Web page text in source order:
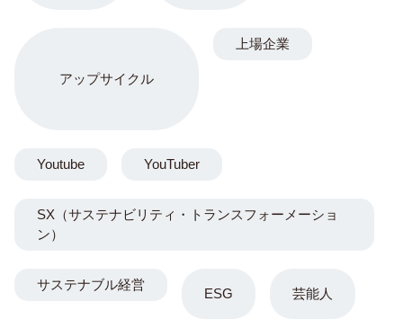
アップサイクル
ESG 芸能人
上場企業
Youtube YouTuber
SX（サステナビリティ・トランスフォーメーショ
ン）
サステナブル経営